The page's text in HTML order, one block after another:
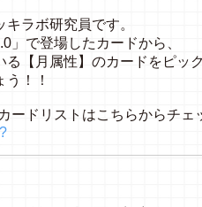
ラボ研究員です。
」で登場したカードから、
る【月属性】のカードをピッ
！！
ードリストはこちらからチェ